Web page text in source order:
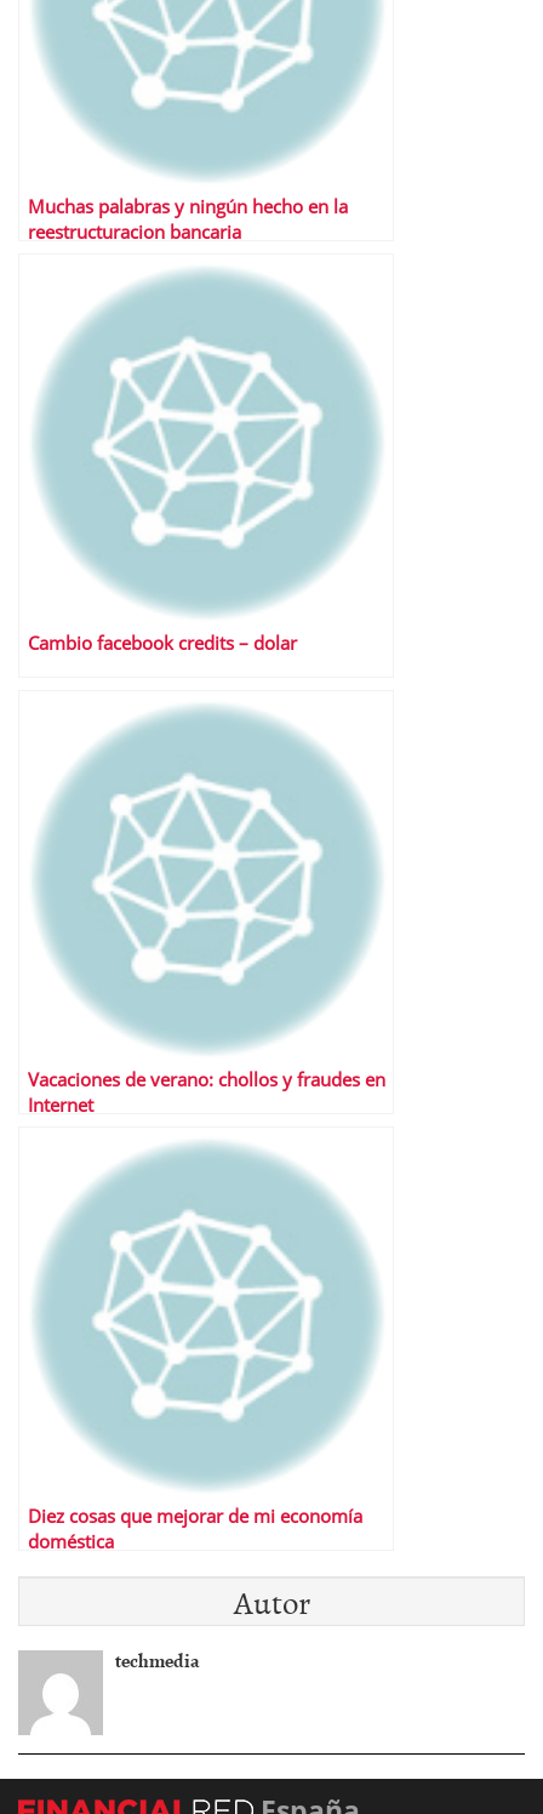
Muchas palabras y ningún hecho en la
reestructuracion bancaria
Cambio facebook credits – dolar
Vacaciones de verano: chollos y fraudes en
Internet
Diez cosas que mejorar de mi economía
doméstica
Autor
techmedia